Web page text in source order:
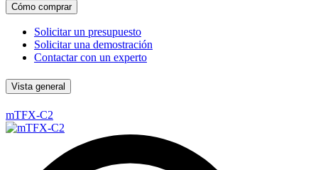
Cómo comprar
Solicitar un presupuesto
Solicitar una demostración
Contactar con un experto
Vista general
mTFX-C2